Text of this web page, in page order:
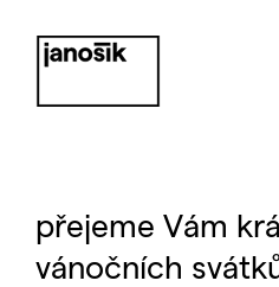
přejeme Vám
vánočních